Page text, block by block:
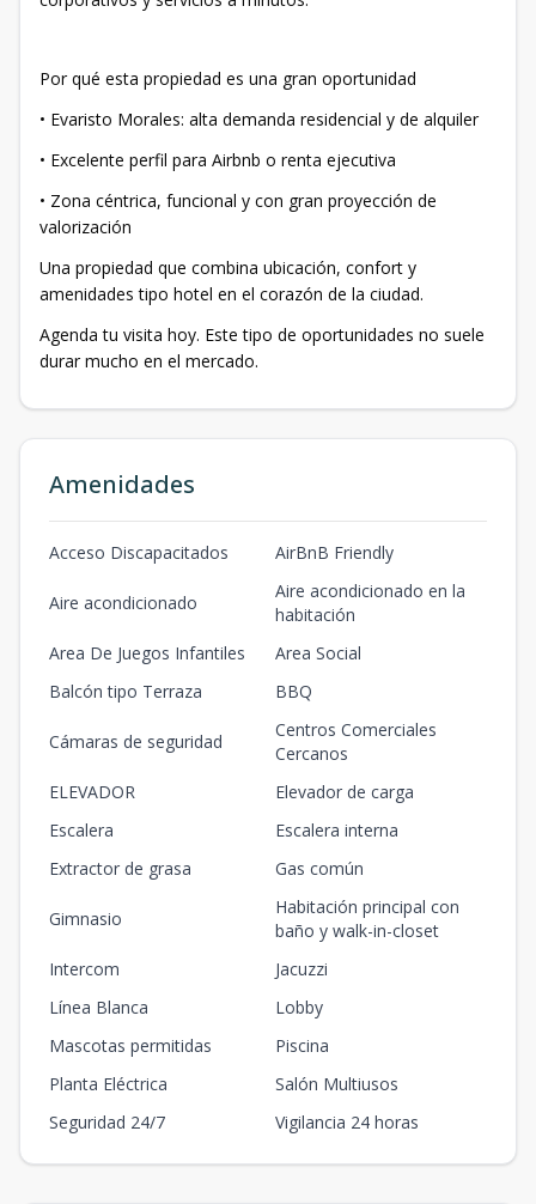
Por qué esta propiedad es una gran oportunidad
• Evaristo Morales: alta demanda residencial y de alquiler
• Excelente perfil para Airbnb o renta ejecutiva
• Zona céntrica, funcional y con gran proyección de
valorización
Una propiedad que combina ubicación, confort y
amenidades tipo hotel en el corazón de la ciudad.
Agenda tu visita hoy. Este tipo de oportunidades no suele
durar mucho en el mercado.
Amenidades
Acceso Discapacitados AirBnB Friendly
Aire acondicionado
Aire acondicionado en la
habitación
Area De Juegos Infantiles
Area Social
Balcón tipo Terraza
BBQ
Cámaras de seguridad
Centros Comerciales
Cercanos
ELEVADOR
Elevador de carga
Escalera
Escalera interna
Extractor de grasa
Gas común
Gimnasio
Habitación principal con
baño y walk-in-closet
Intercom
Jacuzzi
Línea Blanca
Lobby
Mascotas permitidas
Piscina
Planta Eléctrica
Salón Multiusos
Seguridad 24/7
Vigilancia 24 horas